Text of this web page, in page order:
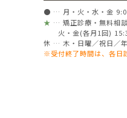
● … 月・火・水・金
★ … 矯正診療・無料相
火・金(各月1回)
休 … 木・日曜／祝日／
※受付終了時間は、各日